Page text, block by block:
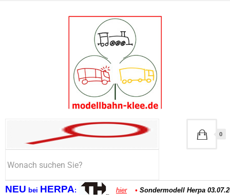
NEU bei HERPA: hier • Sondermodell Herpa
0